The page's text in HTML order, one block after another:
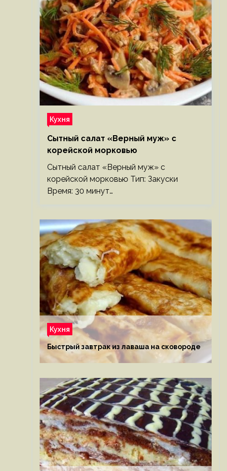
Кухня
Сытный салат «Верный муж» с
корейской морковью
Сытный салат «Верный муж» с
корейской морковью Тип: Закуски
Время: 30 минут…
Кухня
Быстрый завтрак из лаваша на сковороде